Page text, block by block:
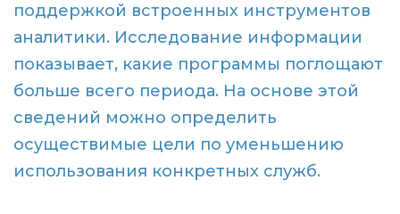
поддержкой встроенных инструментов
аналитики. Исследование информации
показывает, какие программы поглощают
больше всего периода. На основе этой
сведений можно определить
осуществимые цели по уменьшению
использования конкретных служб.